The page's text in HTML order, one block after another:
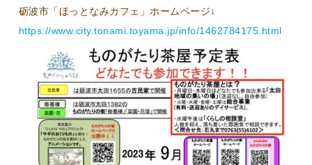
砺波市「ほっとなみカフェ」ホームページ↓
https://www.city.tonami.toyama.jp/info/1462784175.html